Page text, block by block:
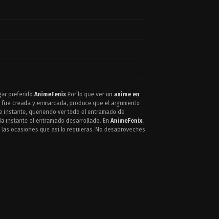
preferido AnimeFenix Por lo que ver un anime en
creada y enmarcada, produce que el argumento
queriendo ver todo el entramado de
instante el entramado desarrollado. En AnimeFenix,
las ocasiones que así lo requieras. No desaproveches